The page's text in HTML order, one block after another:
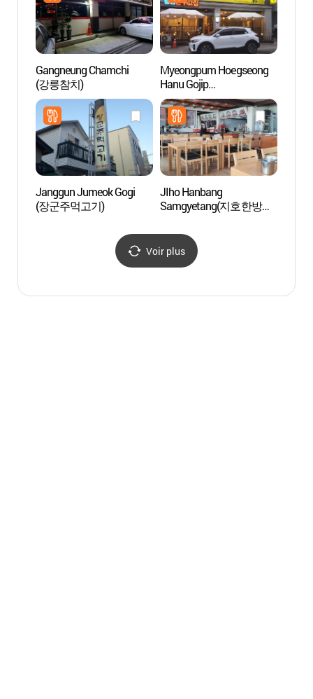
Gangneung Chamchi
(강릉참치)
Myeongpum Hoegseong
Hanu Gojip
(명품횡성한우고집)
Janggun Jumeok Gogi
(장군주먹고기)
JIho Hanbang
Samgyetang(지호한방삼
Voir plus